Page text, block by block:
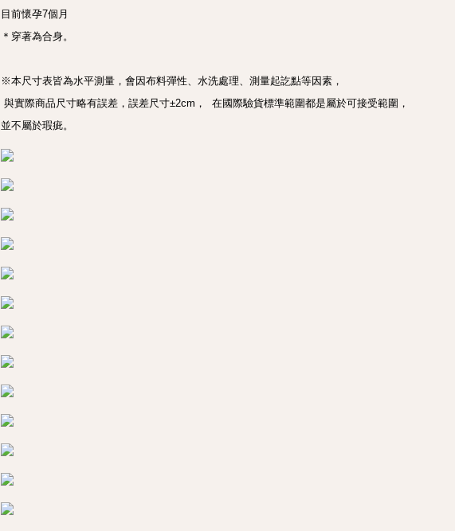
目前懷孕7個月
＊穿著為合身。
※本尺寸表皆為水平測量，會因布料彈性、水洗處理、測量起訖點等因素，
與實際商品尺寸略有誤差，誤差尺寸±2cm，  在國際驗貨標準範圍都是屬於可接受範圍，
並不屬於瑕疵。